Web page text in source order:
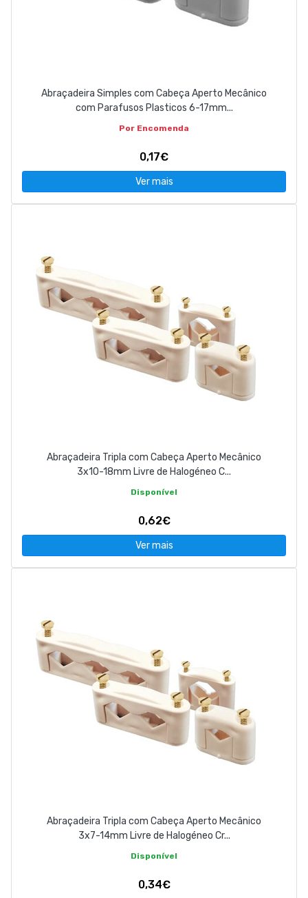
Abraçadeira Simples com Cabeça Aperto Mecânico
com Parafusos Plasticos 6-17mm...
Por Encomenda
0,17€
Ver mais
Abraçadeira Tripla com Cabeça Aperto Mecânico
3x10-18mm Livre de Halogéneo C...
Disponível
0,62€
Ver mais
Abraçadeira Tripla com Cabeça Aperto Mecânico
3x7-14mm Livre de Halogéneo Cr...
Disponível
0,34€